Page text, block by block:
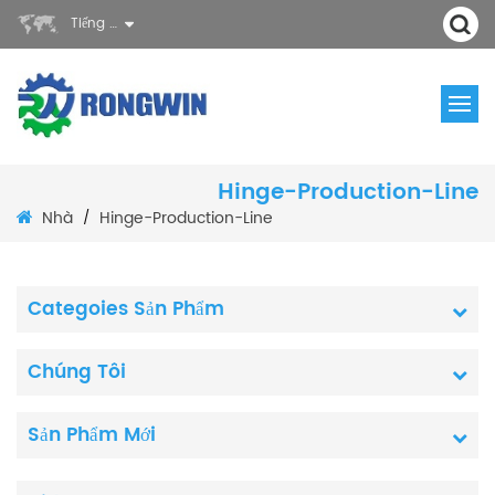
Tiếng Việt
Hinge-Production-Line
Nhà / Hinge-Production-Line
Categoies Sản Phẩm
Chúng Tôi
Sản Phẩm Mới